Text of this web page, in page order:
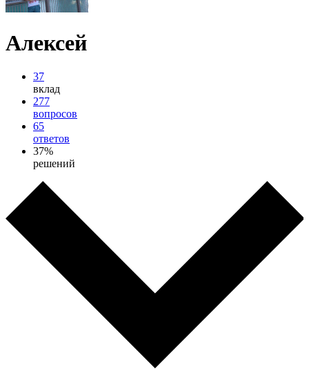
Алексей
37
вклад
277
вопросов
65
ответов
37%
решений